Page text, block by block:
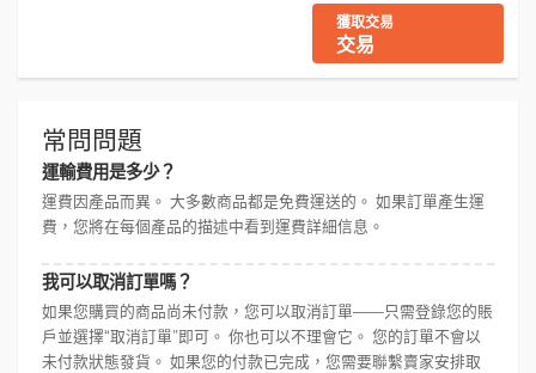
獲取交易
交易
常問問題
運輸費用是多少？
運費因產品而異。 大多數商品都是免費運送的。 如果訂單產生運
費，您將在每個產品的描述中看到運費詳細信息。
我可以取消訂單嗎？
如果您購買的商品尚未付款，您可以取消訂單——只需登錄您的賬
戶並選擇“取消訂單”即可。 你也可以不理會它。 您的訂單不會以
未付款狀態發貨。 如果您的付款已完成，您需要聯繫賣家安排取